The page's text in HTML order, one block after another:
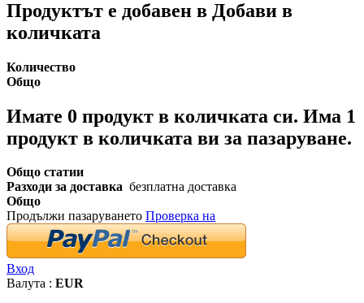
Продуктът е добавен в Добави в
количката
Количество
Общо
Имате 0 продукт в количката си. Има 1
продукт в количката ви за пазаруване.
Общо статии
Разходи за доставка безплатна доставка
Общо
Продължи пазаруването Проверка на
Вход
Валута : EUR